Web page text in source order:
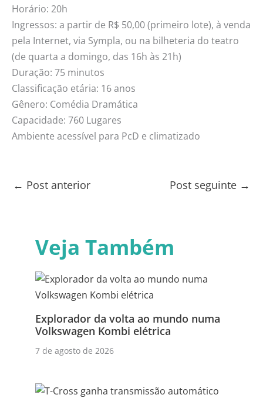
Horário: 20h
Ingressos: a partir de R$ 50,00 (primeiro lote), à venda
pela Internet, via Sympla, ou na bilheteria do teatro
(de quarta a domingo, das 16h às 21h)
Duração: 75 minutos
Classificação etária: 16 anos
Gênero: Comédia Dramática
Capacidade: 760 Lugares
Ambiente acessível para PcD e climatizado
← Post anterior Post seguinte →
Veja Também
Explorador da volta ao mundo numa
Volkswagen Kombi elétrica
7 de agosto de 2026